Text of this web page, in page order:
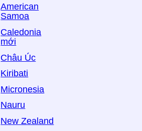
American
Samoa
Caledonia
mới
Châu Úc
Kiribati
Micronesia
Nauru
New Zealand